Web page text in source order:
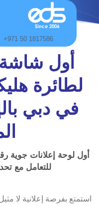
to
+971 50 1817586
أول شاشة
لطائرة
في دبي
أول لوحة إعلانات جوية
للتعامل مع
استمتع بفرصة إعلانية لا